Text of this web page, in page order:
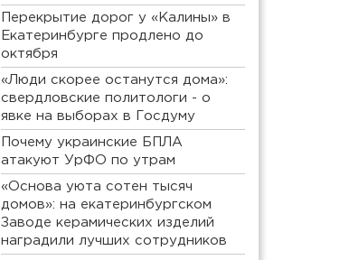
Перекрытие дорог у «Калины» в
Екатеринбурге продлено до
октября
«Люди скорее останутся дома»:
свердловские политологи - о
явке на выборах в Госдуму
Почему украинские БПЛА
атакуют УрФО по утрам
«Основа уюта сотен тысяч
домов»: на екатеринбургском
Заводе керамических изделий
наградили лучших сотрудников